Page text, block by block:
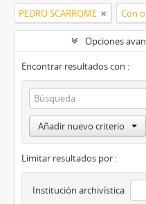
PEDRO SCARROME Con
Opciones
Encontrar resultados con :
Añadir nuevo criterio
Limitar resultados por :
Institución archivística